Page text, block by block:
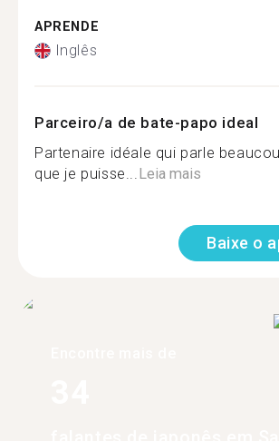
APRENDE
Inglês
Parceiro/a de bate-papo ideal
Partenaire idéale qui parle
que je puisse...Leia mais
Baixe o